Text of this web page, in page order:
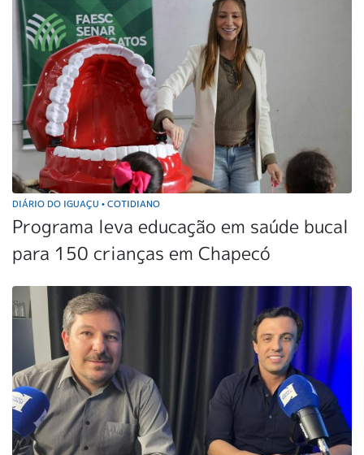
DIÁRIO DO IGUAÇU • COTIDIANO
Programa leva educação em saúde bucal
para 150 crianças em Chapecó